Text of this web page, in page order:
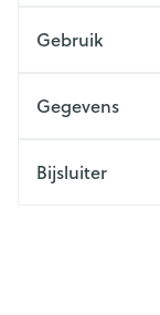
Gebruik
Gegevens
Bijsluiter